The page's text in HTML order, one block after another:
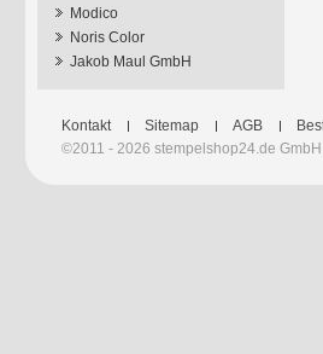
Modico
Noris Color
Jakob Maul GmbH
Kontakt Sitemap AGB
©2011 - 2026 stempelshop24.de GmbH